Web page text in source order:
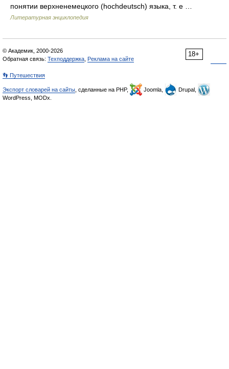
понятии верхненемецкого (hochdeutsch) языка, т. е …
Литературная энциклопедия
18+
© Академик, 2000-2026
Обратная связь: Техподдержка Реклама на сайте
👣 Путешествия
Экспорт словарей на сайты , сделанные на PHP, Joomla,
Drupal,
WordPress, MODx.